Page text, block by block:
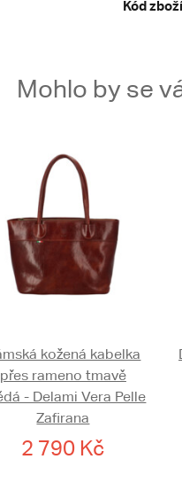
Kód
Mohlo by se
kožená kabelka
přes rameno tmavě
- Delami Vera Pelle
Zafirana
2 790 Kč